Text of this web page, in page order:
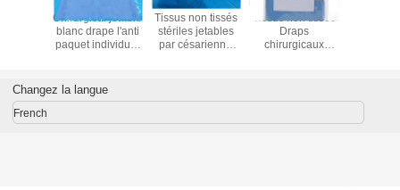
Chirurgical jetable
blanc drape l'anti
paquet individuel
Tissus non tissés
stériles jetables
par césarienne
Tissus non tissés
Draps
chirurgicaux
stérile
Changez la langue
French